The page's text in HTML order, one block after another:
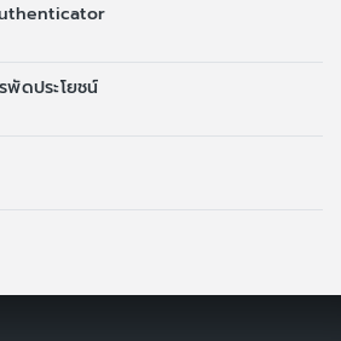
ดประโยชน์